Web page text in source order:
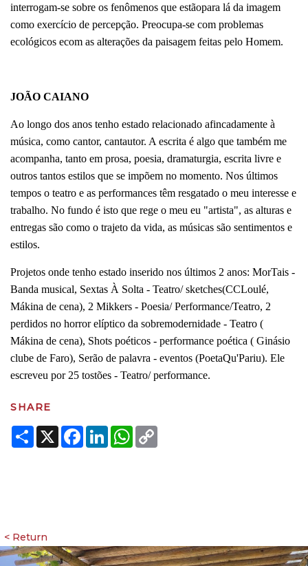
interrogam-se sobre os fenômenos que estãopara lá da imagem
como exercício de percepção. Preocupa-se com problemas
ecológicos ecom as alterações da paisagem feitas pelo Homem.
JOÃO CAIANO
Ao longo dos anos tenho estado relacionado afincadamente à
música, como cantor, cantautor. A escrita é algo que também me
acompanha, tanto em prosa, poesia, dramaturgia, escrita livre e
outros tantos estilos que se impõem no momento. Nos últimos
tempos o teatro e as performances têm resgatado o meu interesse e
trabalho. No fundo é isto que rege o meu eu "artista", as alturas e
entregas são como o trajeto da vida, as músicas são sentimentos e
estilos.
Projetos onde tenho estado inserido nos últimos 2 anos: MorTais -
Banda musical, Sextas À Solta - Teatro/ sketches(CCLoulé,
Mákina de cena), 2 Mikkers - Poesia/ Performance/Teatro, 2
perdidos no horror elíptico da sobremodernidade - Teatro (
Mákina de cena), Shots poéticos - performance poética ( Ginásio
clube de Faro), Serão de palavra - eventos (PoetaQu'Pariu). Ele
escreveu por 25 tostões - Teatro/ performance.
SHARE
Share
X Facebook
LinkedInWhatsApp